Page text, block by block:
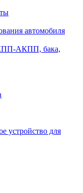
автомобиля
КПП-АКПП, бака,
устройство для